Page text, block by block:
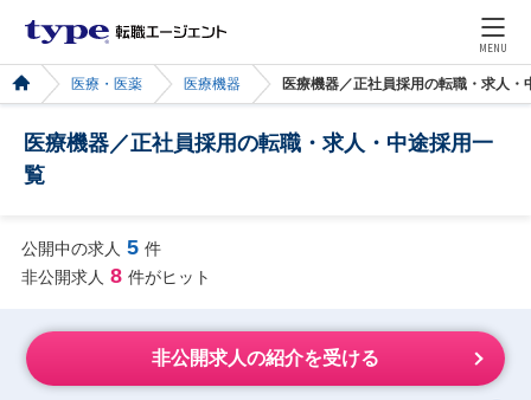
MENU
医療・医薬 医療機器 医療機器／正社員採用の転職・求人・
医療機器／正社員採用の転職・求人・中途採用一
覧
公開中の求人 5 件
非公開求人 8 件がヒット
非公開求人の紹介を受ける